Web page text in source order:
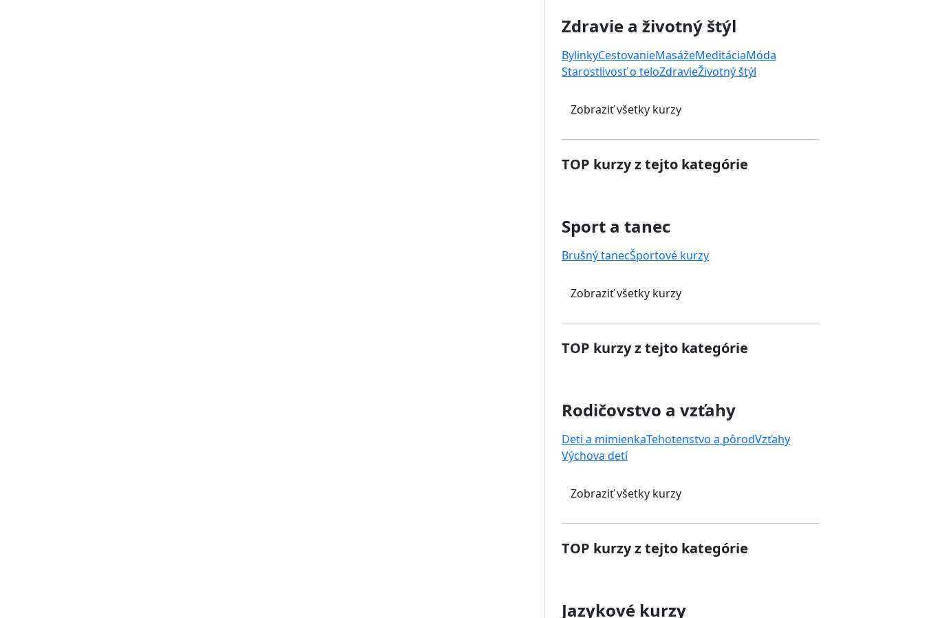
Zdravie a životný štýl
BylinkyCestovanieMasážeMeditáciaMóda
Starostlivosť o teloZdravieŽivotný štýl
Zobraziť všetky kurzy
TOP kurzy z tejto kategórie
Sport a tanec
Brušný tanecŠportové kurzy
Zobraziť všetky kurzy
TOP kurzy z tejto kategórie
Rodičovstvo a vzťahy
Deti a mimienkaTehotenstvo a pôrodVzťahy
Výchova detí
Zobraziť všetky kurzy
TOP kurzy z tejto kategórie
Jazykové kurzy